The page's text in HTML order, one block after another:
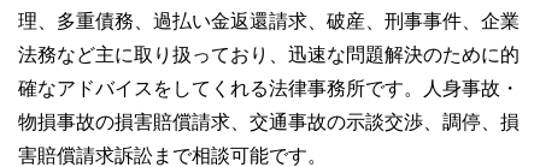
理、多重債務、過払い金返還請求、破産、刑事事件、企業
法務など主に取り扱っており、迅速な問題解決のために的
確なアドバイスをしてくれる法律事務所です。人身事故・
物損事故の損害賠償請求、交通事故の示談交渉、調停、損
害賠償請求訴訟まで相談可能です。